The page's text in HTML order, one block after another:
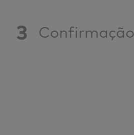
3 Confirmação